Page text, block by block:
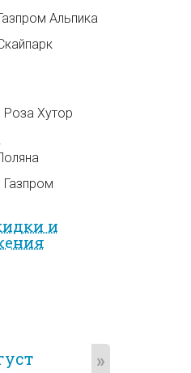
Альпика
Роза Хутор
Газпром
и
»